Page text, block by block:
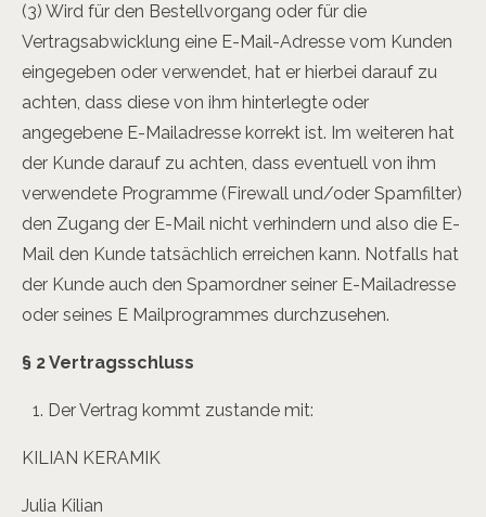
(3) Wird für den Bestellvorgang oder für die
Vertragsabwicklung eine E-Mail-Adresse vom Kunden
eingegeben oder verwendet, hat er hierbei darauf zu
achten, dass diese von ihm hinterlegte oder
angegebene E-Mailadresse korrekt ist. Im weiteren hat
der Kunde darauf zu achten, dass eventuell von ihm
verwendete Programme (Firewall und/oder Spamfilter)
den Zugang der E-Mail nicht verhindern und also die E-
Mail den Kunde tatsächlich erreichen kann. Notfalls hat
der Kunde auch den Spamordner seiner E-Mailadresse
oder seines E­ Mailprogrammes durchzusehen.
§ 2 Vertragsschluss
Der Vertrag kommt zustande mit:
KILIAN KERAMIK
Julia Kilian